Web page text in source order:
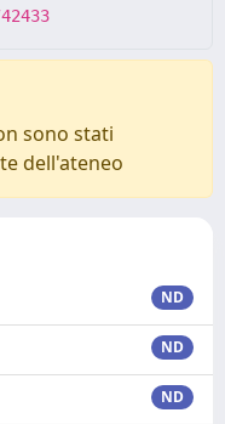
sono stati
dell'ateneo
ND
ND
ND